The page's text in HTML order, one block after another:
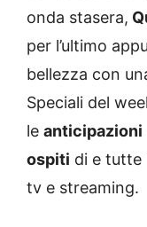
onda stasera,
per l’ultimo
bellezza con
Speciali del
le anticipazioni
ospiti di e tutte
tv e streaming.